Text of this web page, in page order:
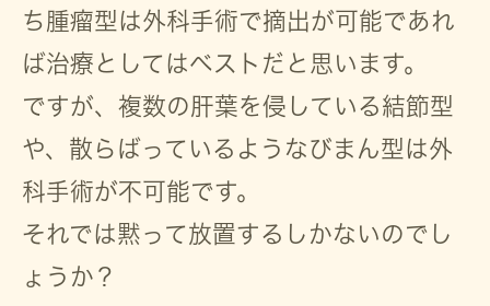
ち腫瘤型は外科手術で摘出が可能であれ
ば治療としてはベストだと思います。
ですが、複数の肝葉を侵している結節型
や、散らばっているようなびまん型は外
科手術が不可能です。
それでは黙って放置するしかないのでし
ょうか？